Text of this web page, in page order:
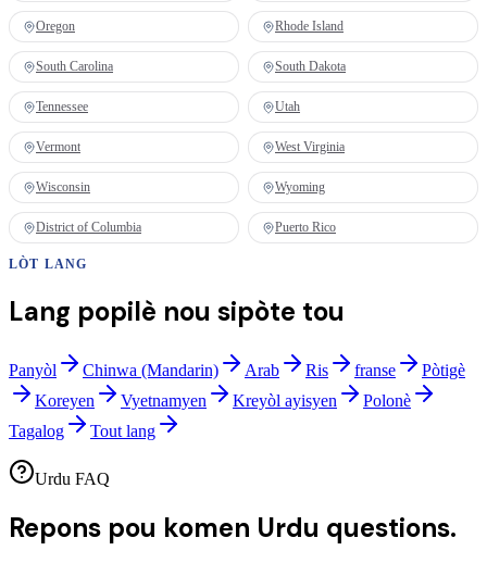
Oregon Rhode Island
South Carolina South Dakota
Tennessee Utah
Vermont West Virginia
Wisconsin Wyoming
District of Columbia Puerto Rico
LÒT LANG
Lang popilè nou sipòte tou
Panyòl Chinwa (Mandarin) Arab Ris franse
Pòtigè
Koreyen
Vyetnamyen Kreyòl ayisyen
Polonè
Tagalog
Tout lang
Urdu FAQ
Repons pou komen Urdu questions.